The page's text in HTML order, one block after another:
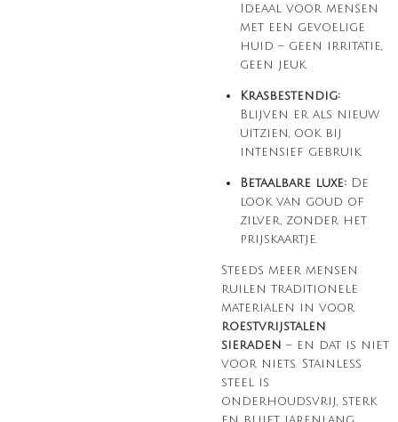
Ideaal voor mensen
met een gevoelige
huid – geen irritatie,
geen jeuk.
Krasbestendig:
Blijven er als nieuw
uitzien, ook bij
intensief gebruik.
Betaalbare luxe: De
look van goud of
zilver, zonder het
prijskaartje.
Steeds meer mensen
ruilen traditionele
materialen in voor
roestvrijstalen
sieraden – en dat is niet
voor niets. Stainless
steel is
onderhoudsvrij, sterk